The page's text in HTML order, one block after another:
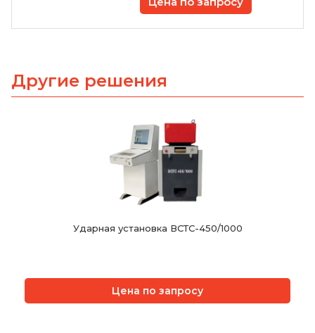
Другие решения
Ударная установка ВСТС-450/1000
Цена по запросу